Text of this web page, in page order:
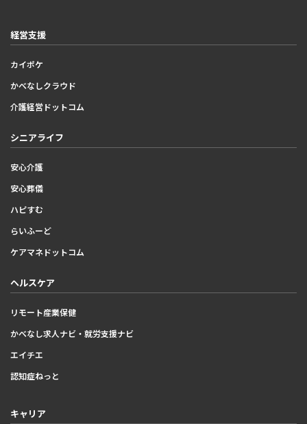
経営支援
カイポケ
かべなしクラウド
介護経営ドットコム
シニアライフ
安心介護
安心葬儀
ハピすむ
らいふーど
ケアマネドットコム
ヘルスケア
リモート産業保健
かべなし求人ナビ・就労支援ナビ
エイチエ
認知症ねっと
キャリア